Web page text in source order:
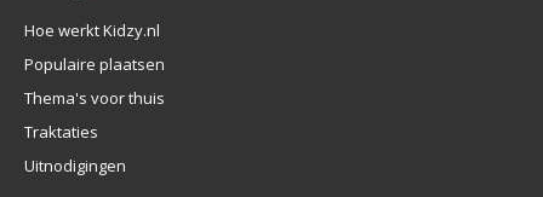
Hoe werkt Kidzy.nl
Populaire plaatsen
Thema's voor thuis
Traktaties
Uitnodigingen